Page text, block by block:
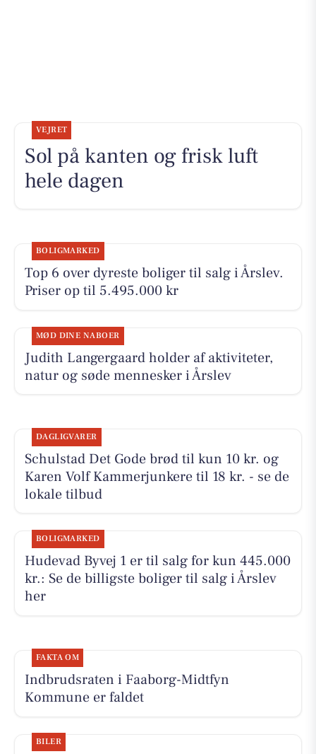
VEJRET
Sol på kanten og frisk luft
hele dagen
BOLIGMARKED
Top 6 over dyreste boliger til salg i Årslev.
Priser op til 5.495.000 kr
MØD DINE NABOER
Judith Langergaard holder af aktiviteter,
natur og søde mennesker i Årslev
DAGLIGVARER
Schulstad Det Gode brød til kun 10 kr. og
Karen Volf Kammerjunkere til 18 kr. - se de
lokale tilbud
BOLIGMARKED
Hudevad Byvej 1 er til salg for kun 445.000
kr.: Se de billigste boliger til salg i Årslev
her
FAKTA OM
Indbrudsraten i Faaborg-Midtfyn
Kommune er faldet
BILER